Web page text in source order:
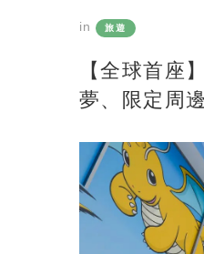
in 旅遊
【全球首座
夢、限定周